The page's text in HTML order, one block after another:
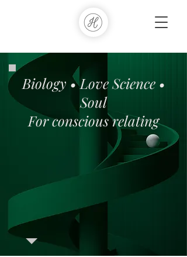
Biology • Love Science •
Soul
For conscious relating